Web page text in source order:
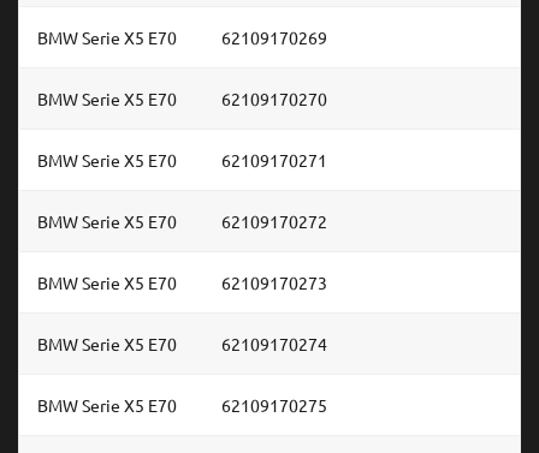
BMW Serie X5 E70 62109170269
BMW Serie X5 E70 62109170270
BMW Serie X5 E70 62109170271
BMW Serie X5 E70 62109170272
BMW Serie X5 E70 62109170273
BMW Serie X5 E70 62109170274
BMW Serie X5 E70 62109170275